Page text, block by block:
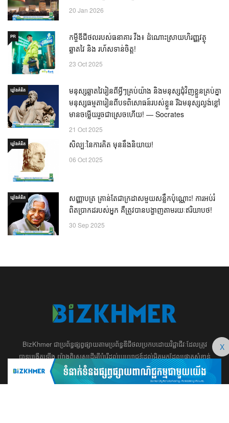
20 Jan 2026
PR
កម្ចីឌីជីថលរបស់ធនាគារ វីង៖ ដំណោះស្រាយហិរញ្ញវត្ថុ
ឆ្លាតវៃ និង រហ័សទាន់ចិត្ត!
23 Oct 2025
ឃ្លាំង​គំនិត
មនុស្សឆ្លាតវៃរៀនពីអ្វីៗគ្រប់យ៉ាង និងមនុស្សជុំវិញខ្លួនគ្រប់គ្នា
មនុស្សធម្មតារៀនពីបទពិសោធន៍របស់ខ្លួន រីឯមនុស្សល្ងង់ខ្លៅ
មានចម្លើយរួចជាស្រេចហើយ! — Socrates
21 Oct 2025
ឃ្លាំង​គំនិត សិល្បៈនៃការគិត មុននឹងនិយាយ!
06 Oct 2025
ឃ្លាំង​គំនិត
សញ្ញាបត្រ គ្រាន់តែជាក្រដាសមួយសន្លឹកប៉ុណ្ណោះ! ការអប់រំ
ពិតប្រាកដរបស់អ្នក គឺត្រូវបានបង្ហាញតាមរយៈឥរិយាបថ!
30 Sep 2025
BizKhmer ​ជា​​ប្រព័ន្ធ​ផ្សព្វផ្សាយ​តាម​ប្រព័ន្ធ​ឌីជីថល​​​ប្រកប​ដោយ​វិជ្ជាជីវៈ​ដែល​​​ត្រូវ​
បាន​បង្កើតឡើង យ៉ាង​ពិសេស​​ដើម្បី​បំរើ​ដល់​ប្រយោជន៍​​​ដល់​មិត្ត​អ្នក​ដែល​ផ្ដោត​សំខាន់​
ទៅ​លើ​អត្ថបទ​ សហគ្រិន​ភាព អប់រំ ​​អាជីវកម្ម​ ​ការ​វិនិយោគ​ ​អភិវឌ្ឍន៍​អាជីព​ និង​
អចលនទ្រព្យ។ ​ក្រុម​​ការងារ​របស់​យើង​ ​​ មាន​ឆន្ទៈ​​មុតមាំ​​​ក្នុង​​ការ​សរសេរ​​អត្ថបទ​​ ដែល​
X